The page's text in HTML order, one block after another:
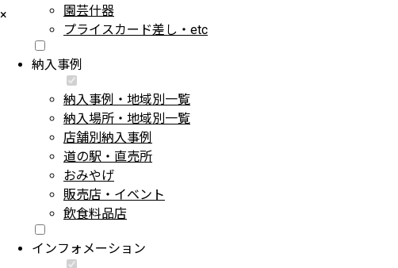
園芸什器
プライスカード差し・etc
納入事例
納入事例・地域別一覧
納入場所・地域別一覧
店舗別納入事例
道の駅・直売所
おみやげ
販売店・イベント
飲食料品店
インフォメーション
×